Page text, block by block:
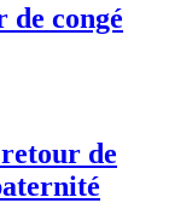
congé
de